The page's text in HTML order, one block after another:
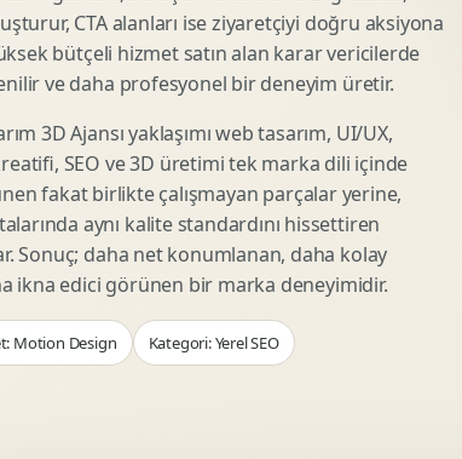
Lansman Sayfasi
Test Arayuzu
Landing Page
Optimizasyonu
Page Tasarimi
Outdoor Reklam Tasarimi
Story Reklam Tasarimi
Statik Reklam Gorseli
Motion Banner Tasarimi
Kampanya
CTA alanları ise ziyaretçiyi doğru aksiyona
bütçeli hizmet satın alan karar vericilerde
ve daha profesyonel bir deneyim üretir.
3D Ajansı yaklaşımı web tasarım, UI/UX,
SEO ve 3D üretimi tek marka dili içinde
fakat birlikte çalışmayan parçalar yerine,
aynı kalite standardını hissettiren
Sonuç; daha net konumlanan, daha kolay
ikna edici görünen bir marka deneyimidir.
Motion Design Kategori: Yerel SEO